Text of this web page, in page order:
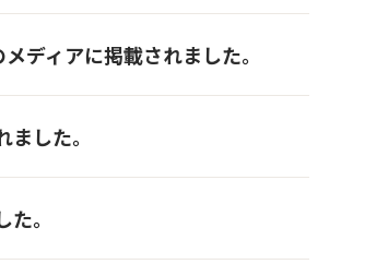
ディアに掲載されました。
した。
。